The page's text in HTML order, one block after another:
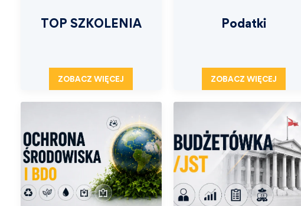
TOP SZKOLENIA
ZOBACZ WIĘCEJ
Podatki
ZOBACZ WIĘCEJ